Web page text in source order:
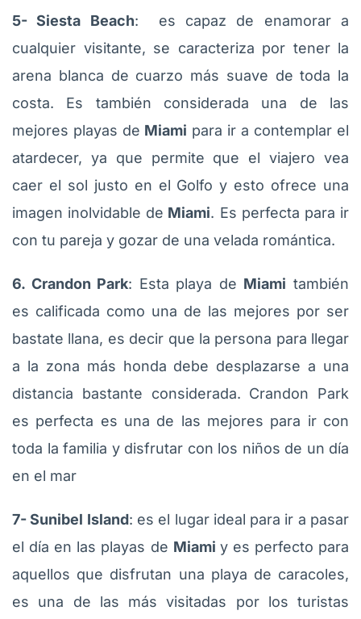
5- Siesta Beach: es capaz de enamorar a
cualquier visitante, se caracteriza por tener la
arena blanca de cuarzo más suave de toda la
costa. Es también considerada una de las
mejores playas de Miami para ir a contemplar el
atardecer, ya que permite que el viajero vea
caer el sol justo en el Golfo y esto ofrece una
imagen inolvidable de Miami. Es perfecta para ir
con tu pareja y gozar de una velada romántica.
6. Crandon Park: Esta playa de Miami también
es calificada como una de las mejores por ser
bastate llana, es decir que la persona para llegar
a la zona más honda debe desplazarse a una
distancia bastante considerada. Crandon Park
es perfecta es una de las mejores para ir con
toda la familia y disfrutar con los niños de un día
en el mar
7- Sunibel Island: es el lugar ideal para ir a pasar
el día en las playas de Miami y es perfecto para
aquellos que disfrutan una playa de caracoles,
es una de las más visitadas por los turistas